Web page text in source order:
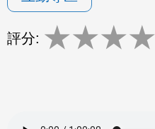
評分: ★★★★